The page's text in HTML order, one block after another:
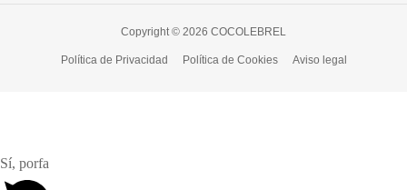
Copyright © 2026 COCOLEBREL
Política de Privacidad Política de Cookies Aviso legal
Sí, porfa